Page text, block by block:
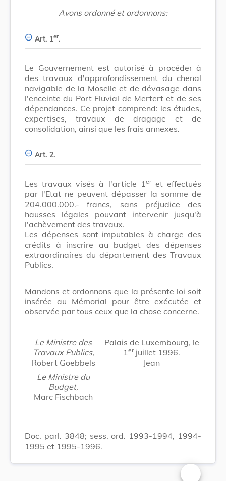
Avons ordonné et ordonnons:
Art. 1er.
Le Gouvernement est autorisé à procéder à
des travaux d'approfondissement du chenal
navigable de la Moselle et de dévasage dans
l'enceinte du Port Fluvial de Mertert et de ses
dépendances. Ce projet comprend: les études,
expertises, travaux de dragage et de
consolidation, ainsi que les frais annexes.
Art. 2.
Les travaux visés à l'article 1 eret effectués
par l'Etat ne peuvent dépasser la somme de
204.000.000.- francs, sans préjudice des
hausses légales pouvant intervenir jusqu'à
l'achèvement des travaux.
Les dépenses sont imputables à charge des
crédits à inscrire au budget des dépenses
extraordinaires du département des Travaux
Publics.
Mandons et ordonnons que la présente loi soit
insérée au Mémorial pour être exécutée et
observée par tous ceux que la chose concerne.
Le Ministre des
Travaux Publics,
Robert Goebbels
Le Ministre du
Budget,
Marc Fischbach
Palais de Luxembourg, le
1 erjuillet 1996.
Jean
Doc. parl. 3848; sess. ord. 1993-1994, 1994-
1995 et 1995-1996.